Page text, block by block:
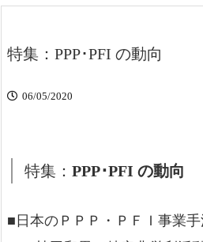
特集：PPP･PFI の動向
06/05/2020
特集： PPP･PFI の動向
■日本のＰＰＰ・ＰＦＩ事業